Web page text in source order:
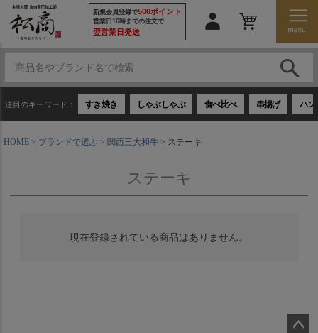
新規会員登録で500ポイント
営業日16時までの注文で
翌営業日発送
注目のキーワード： すき焼き しゃぶしゃぶ 食べ比べ 串揚げ ハン
HOME ブランドで選ぶ 関西三大和牛 ステーキ
ステーキ
現在登録されている商品はありません。